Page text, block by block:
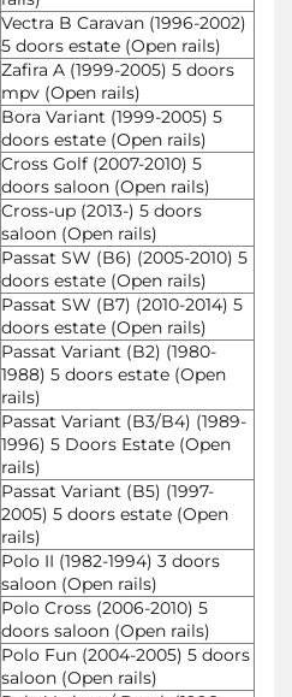
Vectra B Caravan (1996-2002)
5 doors estate (Open rails)
Zafira A (1999-2005) 5 doors
mpv (Open rails)
Bora Variant (1999-2005) 5
doors estate (Open rails)
Cross Golf (2007-2010) 5
doors saloon (Open rails)
Cross-up (2013-) 5 doors
saloon (Open rails)
Passat SW (B6) (2005-2010) 5
doors estate (Open rails)
Passat SW (B7) (2010-2014) 5
doors estate (Open rails)
Passat Variant (B2) (1980-
1988) 5 doors estate (Open
rails)
Passat Variant (B3/B4) (1989-
1996) 5 Doors Estate (Open
rails)
Passat Variant (B5) (1997-
2005) 5 doors estate (Open
rails)
Polo II (1982-1994) 3 doors
saloon (Open rails)
Polo Cross (2006-2010) 5
doors saloon (Open rails)
Polo Fun (2004-2005) 5 doors
saloon (Open rails)